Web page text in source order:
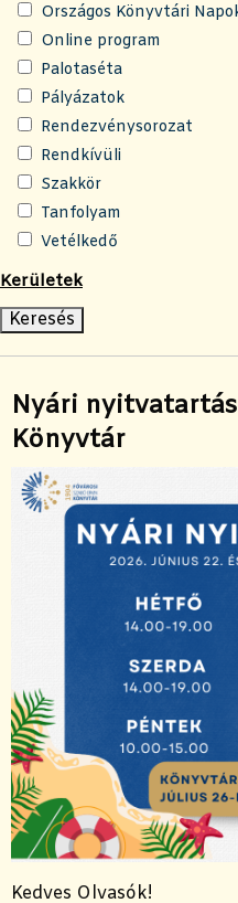
Országos Könyvtári
Online program
Palotaséta
Pályázatok
Rendezvénysorozat
Rendkívüli
Szakkör
Tanfolyam
Vetélkedő
Kerületek
Nyári
Könyvtár
Kedves Olvasók!